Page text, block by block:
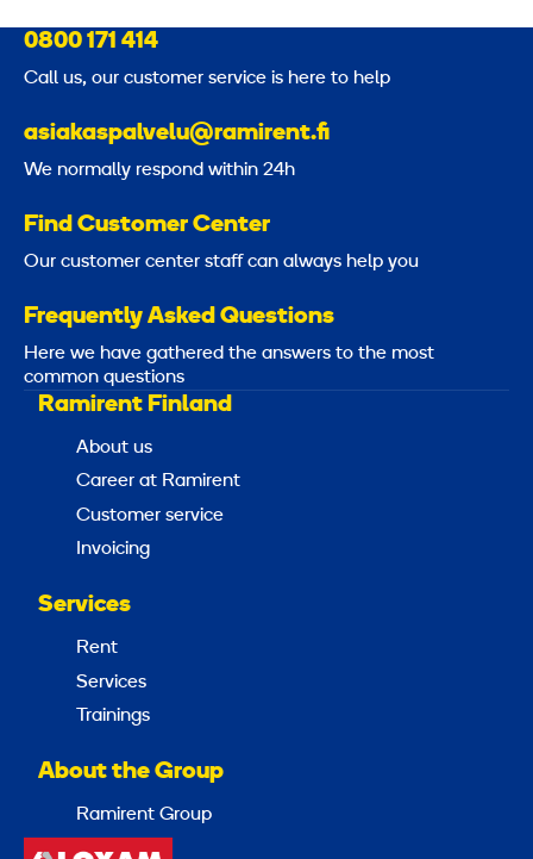
0800 171 414
Call us, our customer service is here to help
asiakaspalvelu@ramirent.fi
We normally respond within 24h
Find Customer Center
Our customer center staff can always help you
Frequently Asked Questions
Here we have gathered the answers to the most
common questions
Ramirent Finland
About us
Career at Ramirent
Customer service
Invoicing
Services
Rent
Services
Trainings
About the Group
Ramirent Group